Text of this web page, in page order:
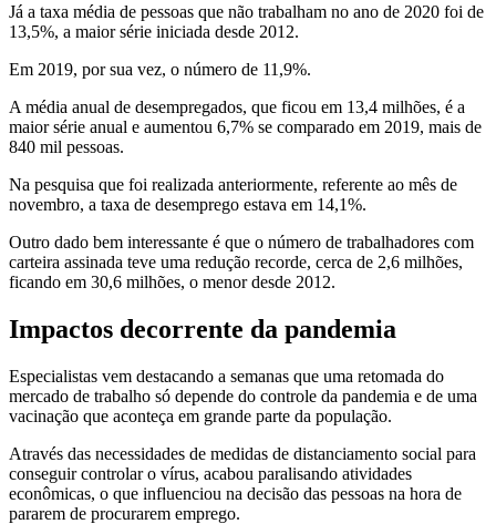
Já a taxa média de pessoas que não trabalham no ano de 2020 foi de
13,5%, a maior série iniciada desde 2012.
Em 2019, por sua vez, o número de 11,9%.
A média anual de desempregados, que ficou em 13,4 milhões, é a
maior série anual e aumentou 6,7% se comparado em 2019, mais de
840 mil pessoas.
Na pesquisa que foi realizada anteriormente, referente ao mês de
novembro, a taxa de desemprego estava em 14,1%.
Outro dado bem interessante é que o número de trabalhadores com
carteira assinada teve uma redução recorde, cerca de 2,6 milhões,
ficando em 30,6 milhões, o menor desde 2012.
Impactos decorrente da pandemia
Especialistas vem destacando a semanas que uma retomada do
mercado de trabalho só depende do controle da pandemia e de uma
vacinação que aconteça em grande parte da população.
Através das necessidades de medidas de distanciamento social para
conseguir controlar o vírus, acabou paralisando atividades
econômicas, o que influenciou na decisão das pessoas na hora de
pararem de procurarem emprego.